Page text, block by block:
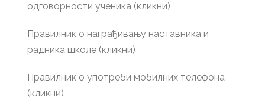
одговорности ученика (кликни)
Правилник о награђивању наставника и
радника школе (кликни)
Правилник о употреби мобилних телефона
(кликни)